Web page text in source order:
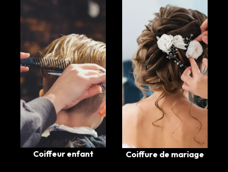
Coiffeur enfant Coiffure de mariage